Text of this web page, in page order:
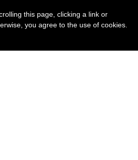
this page, clicking a link or
you agree to the use of cookies.